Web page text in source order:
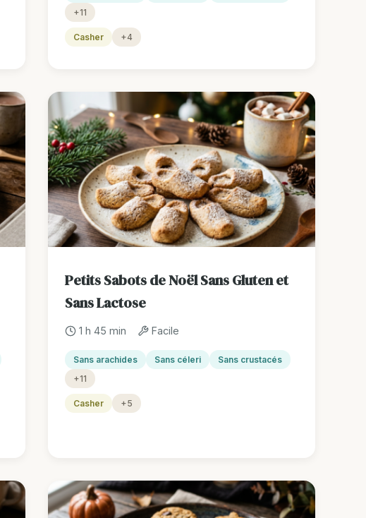
+11
Casher +4
Petits Sabots de Noël Sans Gluten et
Sans Lactose
1 h 45 min Facile
Sans arachides Sans céleri
Sans crustacés
+11
Casher +5